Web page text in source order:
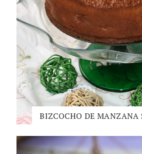
BIZCOCHO DE MANZANA